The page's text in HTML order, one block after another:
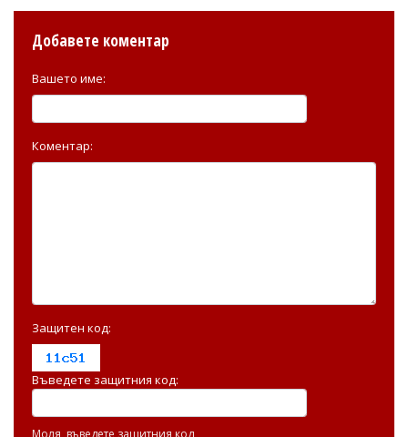
Добавете коментар
Вашето име:
Коментар:
Защитен код:
Въведете защитния код:
Моля, въведете защитния код